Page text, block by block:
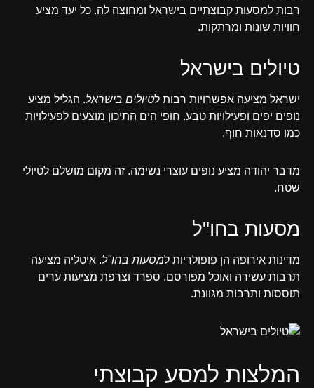
רבות למסעות קבוצתיים בישראל ומחוצה לה. כל יעד מציע
חוויות שונות ומרתקות.
טיולים בישראל
ישראל מציעה אפשרויות רבות לטיולים בישראל. הגליל מציע
נופים יפים ופעילויות טבע. חופי הים התיכון מוצעים לפעילויות
כמו סדנאות חוף.
מדבר יהודה מציע נופים עוצרי נשימה. זה מקום מושלם לטיולי
שטח.
מסעות בחו"ל
מדינות אירופה הן פופולריות למסעות בחו"ל. איטליה מציעה
תרבות עשירה ואוכל מפורסם. ספרד וצרפת מציעות ערים
תוססות ותרבות מגוונת.
המלצות למסע קבוצתי